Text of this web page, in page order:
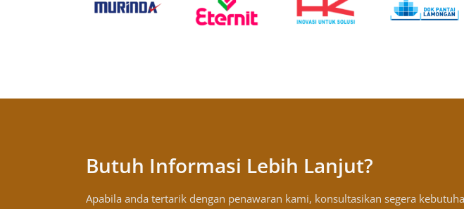
Butuh Informasi Lebih Lanjut?
Apabila anda tertarik dengan penawaran kami, konsultasikan segera